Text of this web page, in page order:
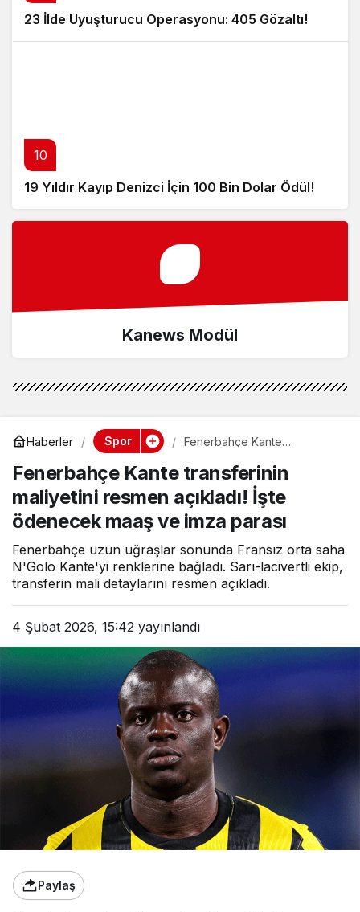
23 İlde Uyuşturucu Operasyonu: 405 Gözaltı!
10
19 Yıldır Kayıp Denizci İçin 100 Bin Dolar Ödül!
Kanews Modül
Haberler Spor
Fenerbahçe Kante
açıkladı! İşte ödenecek maaş
ve imza parası
Fenerbahçe Kante transferinin
maliyetini resmen açıkladı! İşte
ödenecek maaş ve imza parası
Fenerbahçe uzun uğraşlar sonunda Fransız orta saha
N'Golo Kante'yi renklerine bağladı. Sarı-lacivertli ekip,
transferin mali detaylarını resmen açıkladı.
4 Şubat 2026, 15:42 yayınlandı
Paylaş